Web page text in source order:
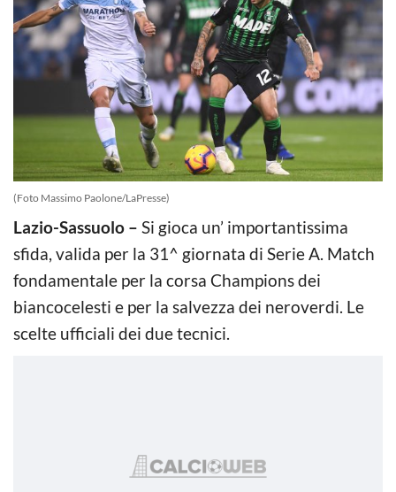
(Foto Massimo Paolone/LaPresse)
Lazio-Sassuolo – Si gioca un’ importantissima
sfida, valida per la 31^ giornata di Serie A. Match
fondamentale per la corsa Champions dei
biancocelesti e per la salvezza dei neroverdi. Le
scelte ufficiali dei due tecnici.